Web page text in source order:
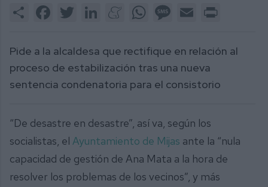
Share FacebookTwitter LinkedInMeneameWhatsAppMessage
Email
Pide a la alcaldesa que rectifique en relación al
proceso de estabilización tras una nueva
sentencia condenatoria para el consistorio
“De desastre en desastre”, así va, según los
socialistas, el Ayuntamiento de Mijas ante la “nula
capacidad de gestión de Ana Mata a la hora de
resolver los problemas de los vecinos”, y más